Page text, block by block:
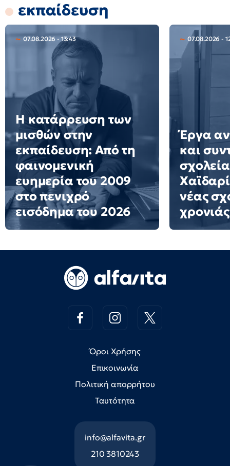
εκπαίδευση
07.08.2026 - 13:43
Η κατάρρευση των
μισθών στην
εκπαίδευση: Από τη
φαινομενική
ευημερία του 2009
στο πενιχρό
εισόδημα του 2026
07.08.2026 -
Έργα
και
νέας
χρονιάς
Όροι Χρήσης
Επικοινωνία
Πολιτική απορρήτου
Ταυτότητα
info@alfavita.gr
210 3810243